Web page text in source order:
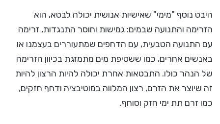
היבט נוסף "מימי" שאישיות אנושית יכולה לבטא, הוא
הזרימה והתנועה שבמים: גמישות וחוסר התנגדות, זרימה
עם התנועה הטבעית, עם הדחפים שמתעוררים בעצמנו או
באנשים אחרים, כמו ששטיפת מים מתמזגת בכיוון הזרימה
של הנהר כולו. התבטאות אחרת יכולה להיות הרצון להיות
זה שיוצר את הזרם, רצון המלווה במוטיבציה ודחף חזקים,
כמו זרם תת ימי חזק וסוחף.